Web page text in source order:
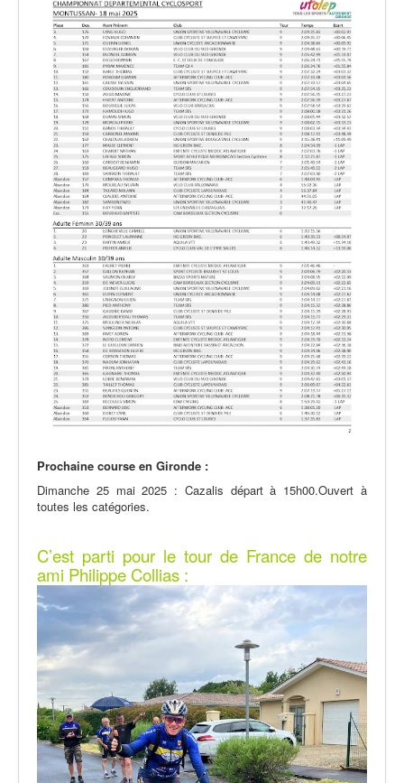
Prochaine course en Gironde :
Dimanche 25 mai 2025 : Cazalis départ à 15h00.Ouvert à
toutes les catégories.
C’est parti pour le tour de France de notre
ami Philippe Collias :